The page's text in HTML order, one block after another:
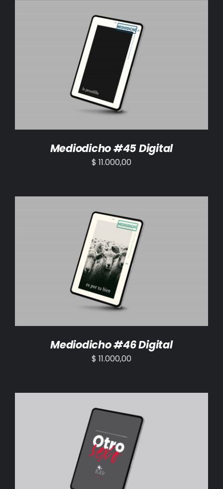
AÑADIR AL CARRITO /
Mediodicho #45 Digital
$ 11.000,00
AÑADIR AL CARRITO /
Mediodicho #46 Digital
$ 11.000,00
AÑADIR AL CARRITO /